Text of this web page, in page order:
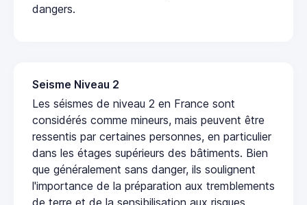
dangers.
Seisme Niveau 2
Les séismes de niveau 2 en France sont
considérés comme mineurs, mais peuvent être
ressentis par certaines personnes, en particulier
dans les étages supérieurs des bâtiments. Bien
que généralement sans danger, ils soulignent
l'importance de la préparation aux tremblements
de terre et de la sensibilisation aux risques